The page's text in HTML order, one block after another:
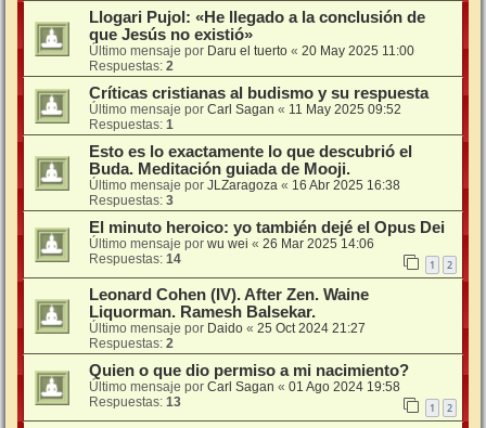
Llogari Pujol: «He llegado a la conclusión de
que Jesús no existió»
Último mensaje por Daru el tuerto « 20 May 2025 11:00
Respuestas: 2
Críticas cristianas al budismo y su respuesta
Último mensaje por Carl Sagan « 11 May 2025 09:52
Respuestas: 1
Esto es lo exactamente lo que descubrió el
Buda. Meditación guiada de Mooji.
Último mensaje por JLZaragoza « 16 Abr 2025 16:38
Respuestas: 3
El minuto heroico: yo también dejé el Opus Dei
Último mensaje por wu wei « 26 Mar 2025 14:06
Respuestas: 14 1 2
Leonard Cohen (IV). After Zen. Waine
Liquorman. Ramesh Balsekar.
Último mensaje por Daido « 25 Oct 2024 21:27
Respuestas: 2
Quien o que dio permiso a mi nacimiento?
Último mensaje por Carl Sagan « 01 Ago 2024 19:58
Respuestas: 13 1 2